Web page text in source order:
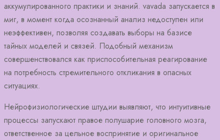
аккумулированного практики и знаний. vavada запускается в
миг, в момент когда осознанный анализ недоступен или
неэффективен, позволяя создавать выборы на базисе
тайных моделей и связей. Подобный механизм
совершенствовался как приспособительная реагирование
на потребность стремительного откликания в опасных
ситуациях.
Нейрофизиологические штудии выявляют, что интуитивные
процессы запускают правое полушарие головного мозга,
ответственное за цельное воспринятие и оригинальное